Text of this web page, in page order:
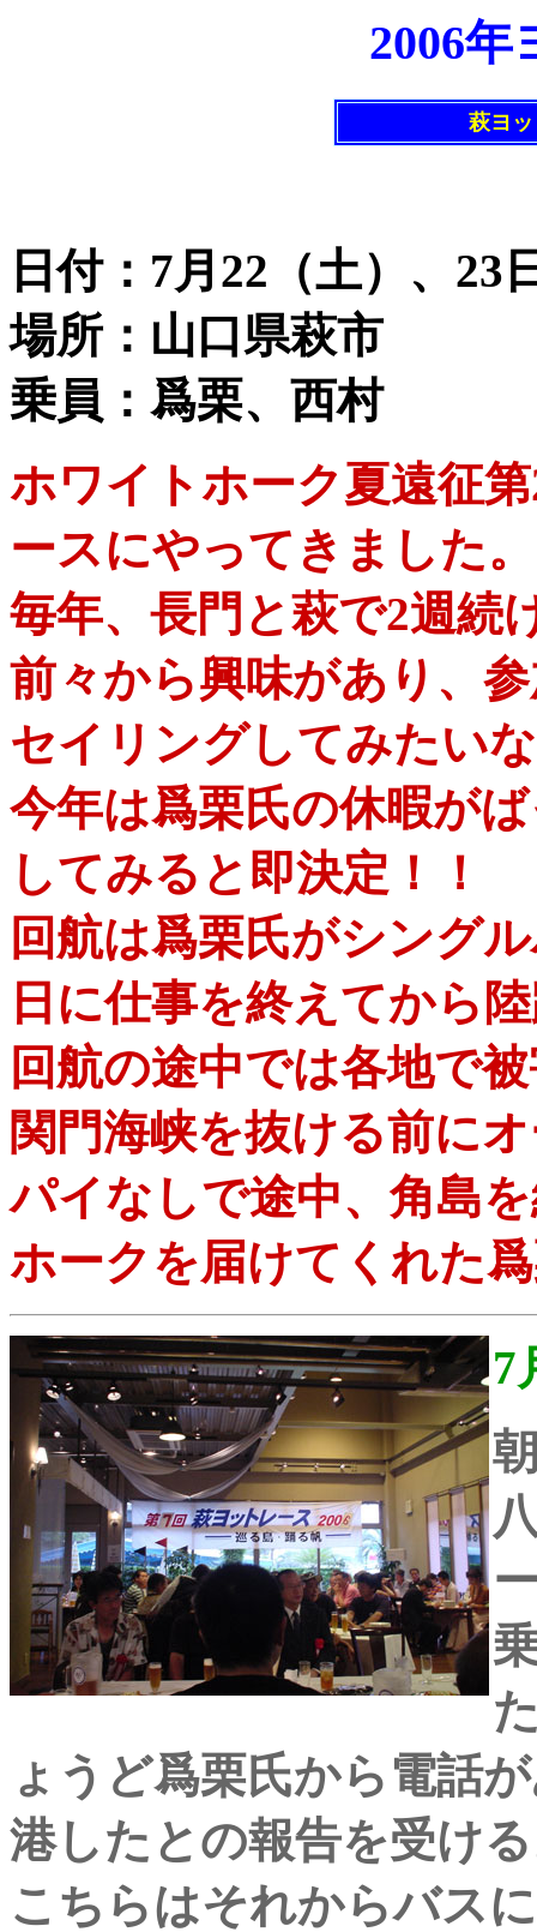
2006年
萩ヨ
日付：7月22（土）、23
場所：山口県萩市
乗員：爲栗、西村
ホワイトホーク夏遠征
ースにやってきました。
毎年、長門と萩で2週続
前々から興味があり、
セイリングしてみたい
今年は爲栗氏の休暇が
してみると即決定！！
回航は爲栗氏がシング
日に仕事を終えてから
回航の途中では各地で
関門海峡を抜ける前に
パイなしで途中、角島
ホークを届けてくれた
7
ょうど爲栗氏から電話
港したとの報告を受け
こちらはそれからバス